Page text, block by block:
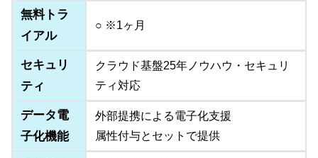
無料トラ
イアル
○ ※1ヶ月
セキュリ
ティ
クラウド基盤25年ノウハウ・セキュリ
ティ対応
データ電
子化機能
外部提携による電子化支援
属性付与とセットで提供